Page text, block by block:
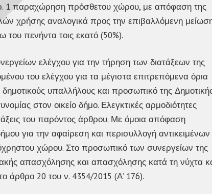
1 παραχώρηση πρόσθετου χώρου, με απόφαση της
χρήσης αναλογικά προς την επιβαλλόμενη
πενήντα τοις εκατό (50%).
ελέγχου για την τήρηση των διατάξεων της
του ελέγχου για τα μέγιστα επιτρεπόμενα όρια
υπαλλήλους και προσωπικό της
στον οικείο δήμο. Ελεγκτικές αρμοδιότητες
του παρόντος άρθρου. Με όμοια απόφαση
για την αφαίρεση και περισυλλογή αντικειμένων
χώρου. Στο προσωπικό των συνεργείων της
απασχόλησης και απασχόλησης κατά τη νύχτα
άρθρο 20 του ν. 4354/2015 (Α’ 176).